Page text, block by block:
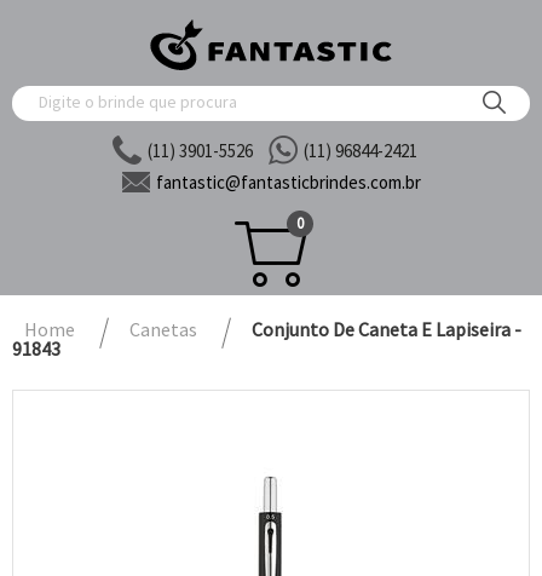
(11) 3901-5526
(11) 96844-2421
fantastic@fantasticbrindes.com.br
0
Home Canetas
Conjunto De Caneta E Lapiseira -
91843